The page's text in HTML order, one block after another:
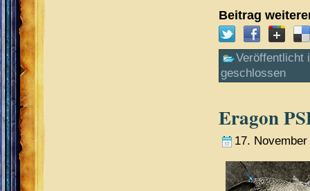
Beitrag
Veröffentlicht
geschlossen
Eragon
17.